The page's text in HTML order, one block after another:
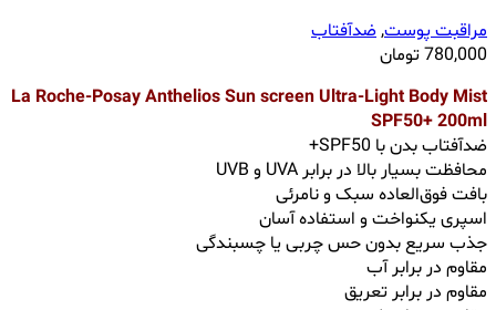
مراقبت پوست,ضدآفتاب
780,000تومان
La Roche-Posay Anthelios Sun screen Ultra-Light Body Mist
SPF50+ 200ml
ضدآفتاب بدن با SPF50+
محافظت بسیار بالا در برابر UVA و UVB
بافت فوق‌العاده سبک و نامرئی
اسپری یکنواخت و استفاده آسان
جذب سریع بدون حس چربی یا چسبندگی
مقاوم در برابر آب
مقاوم در برابر تعریق